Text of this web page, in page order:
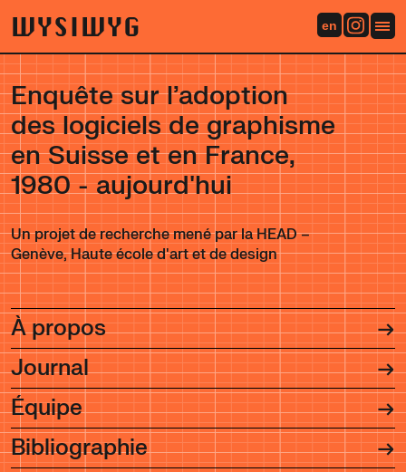
WYSIWYG en
À propos
Journal
Équipe
Bibliographie
Enquête sur l’adoption
des logiciels de graphisme
en Suisse et en France,
1980 - aujourd'hui
Un projet de recherche mené par la HEAD –
Genève, Haute école d'art et de design